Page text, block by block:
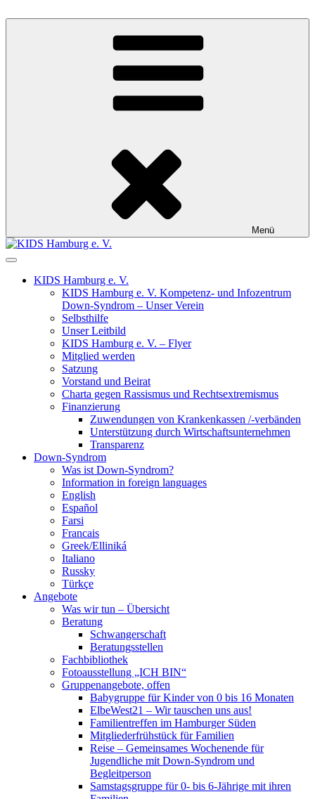
Inhalt
Kompetenz- und Infozentrum Down-Syndrom
Menü
KIDS Hamburg e. V.
KIDS Hamburg e. V. Kompetenz- und Infozentrum
Down-Syndrom – Unser Verein
Selbsthilfe
Unser Leitbild
KIDS Hamburg e. V. – Flyer
Mitglied werden
Satzung
Vorstand und Beirat
Charta gegen Rassismus und Rechtsextremismus
Finanzierung
Zuwendungen von Krankenkassen /-verbänden
Unterstützung durch Wirtschaftsunternehmen
Transparenz
Down-Syndrom
Was ist Down-Syndrom?
Information in foreign languages
English
Español
Farsi
Francais
Greek/Elliniká
Italiano
Russky
Türkçe
Angebote
Was wir tun – Übersicht
Beratung
Schwangerschaft
Beratungsstellen
Fachbibliothek
Fotoausstellung „ICH BIN“
Gruppenangebote, offen
Babygruppe für Kinder von 0 bis 16 Monaten
ElbeWest21 – Wir tauschen uns aus!
Familientreffen im Hamburger Süden
Mitgliederfrühstück für Familien
Reise – Gemeinsames Wochenende für
Jugendliche mit Down-Syndrom und
Begleitperson
Samstagsgruppe für 0- bis 6-Jährige mit ihren